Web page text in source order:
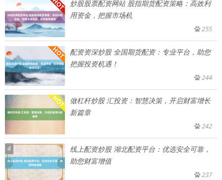
炒股股票配资网站 股指期货配资策略：高效利
用资金，把握市场机
255
配资资深炒股 全国期货配资：专业平台，助您
把握投资机遇！
244
做杠杆炒股 汇投资：智慧决策，开启财富增长
新篇章
242
4
线上配资炒股 湖北配资平台：优选安全可靠，
助您财富增值
237